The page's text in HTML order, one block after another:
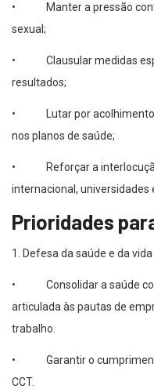
• Manter a pressão
sexual;
• Clausular medidas
resultados;
• Lutar por acolhimento
nos planos de saúde;
• Reforçar a interlocução
internacional, universidades
Prioridades
1. Defesa da saúde e da
• Consolidar a saúde
articulada às pautas de
trabalho.
• Garantir o cumprimento
CCT.